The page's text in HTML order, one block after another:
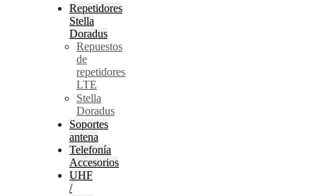
Repetidores
Stella
Doradus
Repuestos
de
repetidores
LTE
Stella
Doradus
Soportes
antena
Telefonía
Accesorios
UHF
/